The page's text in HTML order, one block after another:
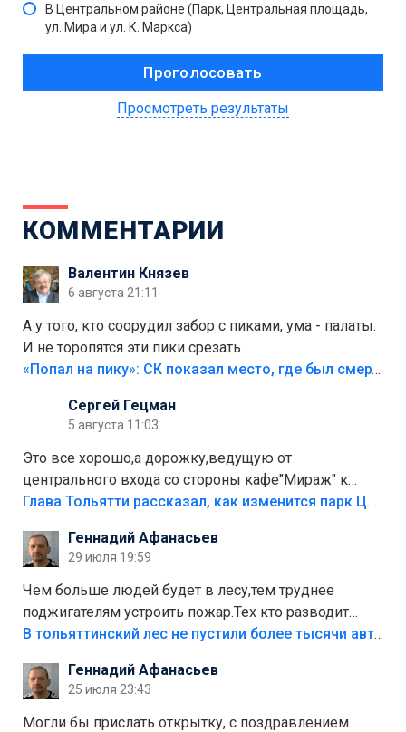
В Центральном районе (Парк, Центральная площадь,
ул. Мира и ул. К. Маркса)
Просмотреть результаты
КОММЕНТАРИИ
Валентин Князев
6 августа 21:11
А у того, кто соорудил забор с пиками, ума - палаты.
И не торопятся эти пики срезать
«Попал на пику»: СК показал место, где был смертельно травмирован ребенок в Тольятти
Сергей Гецман
5 августа 11:03
Это все хорошо,а дорожку,ведущую от
центрального входа со стороны кафе"Мираж" к
аттракционам слабо доделать?А то бордюры
лежала в парке и испортилась.Да еще,видимо,часть
украли.
Глава Тольятти рассказал, как изменится парк Центрального района
Геннадий Афанасьев
29 июля 19:59
Чем больше людей будет в лесу,тем труднее
поджигателям устроить пожар.Тех кто разводит
костры,тех надо безбожно штрафовать.Камер полно
Штрафы мизерные.
В тольяттинский лес не пустили более тысячи автомобилей
Геннадий Афанасьев
25 июля 23:43
Могли бы прислать открытку, с поздравлением